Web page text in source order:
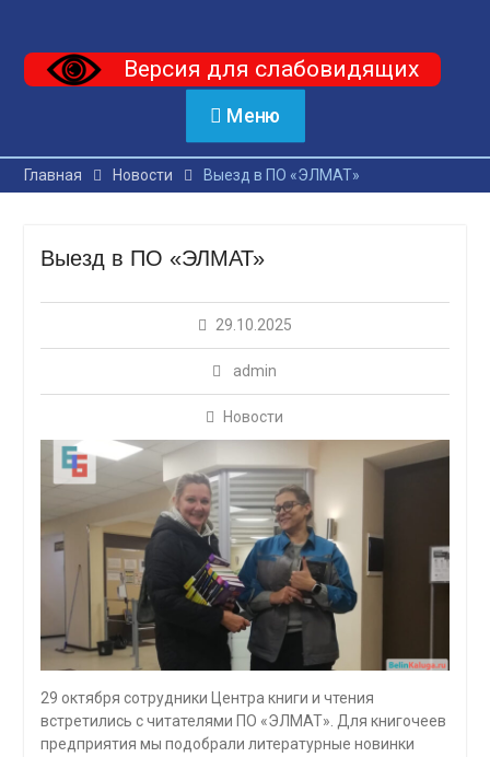
Версия для слабовидящих
Меню
Главная Новости Выезд в ПО «ЭЛМАТ»
Выезд в ПО «ЭЛМАТ»
29.10.2025
admin
Новости
29 октября сотрудники Центра книги и чтения
встретились с читателями ПО «ЭЛМАТ». Для книгочеев
предприятия мы подобрали литературные новинки